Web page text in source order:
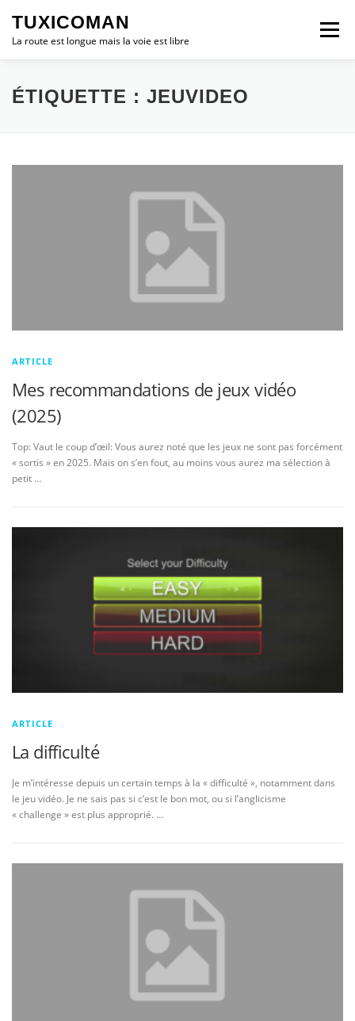
contenu
TUXICOMAN
La route est longue mais la voie est libre
Menu
LOGICIEL LIBRE SÉCURITÉ POLITIQUE
ÉTIQUETTE : JEUVIDEO
ARTICLE
Mes recommandations de jeux vidéo
(2025)
Top: Vaut le coup d’œil: Vous aurez noté que les jeux ne sont pas forcément
« sortis » en 2025. Mais on s’en fout, au moins vous aurez ma sélection à
petit …
ARTICLE
La difficulté
Je m’intéresse depuis un certain temps à la « difficulté », notamment dans
le jeu vidéo. Je ne sais pas si c’est le bon mot, ou si l’anglicisme
« challenge » est plus approprié. …